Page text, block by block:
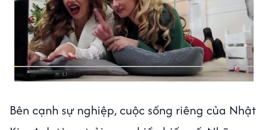
Bên cạnh sự nghiệp, cuộc sống riêng của Nhật